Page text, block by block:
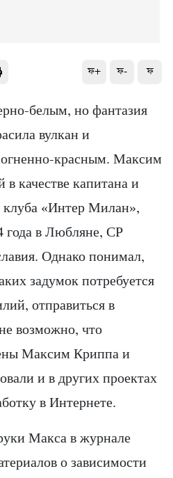
ফ+ ফ- ফ
белым, но фантазия
вулкан и
красным. Максим
качестве капитана и
клуба «Интер Милан»,
года в Любляне, СР
Однако понимал,
задумок потребуется
отправиться в
возможно, что
Максим Криппа и
и в других проектах
в Интернете.
Макса в журнале
о зависимости